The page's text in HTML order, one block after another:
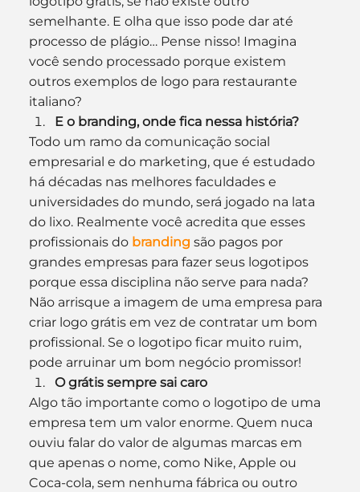
semelhante. E olha que isso pode dar até
processo de plágio… Pense nisso! Imagina
você sendo processado porque existem
outros exemplos de logo para restaurante
italiano?
E o branding, onde fica nessa história?
Todo um ramo da comunicação social
empresarial e do marketing, que é estudado
há décadas nas melhores faculdades e
universidades do mundo, será jogado na lata
do lixo. Realmente você acredita que esses
profissionais do branding são pagos por
grandes empresas para fazer seus logotipos
porque essa disciplina não serve para nada?
Não arrisque a imagem de uma empresa para
criar logo grátis em vez de contratar um bom
profissional. Se o logotipo ficar muito ruim,
pode arruinar um bom negócio promissor!
O grátis sempre sai caro
Algo tão importante como o logotipo de uma
empresa tem um valor enorme. Quem nuca
ouviu falar do valor de algumas marcas em
que apenas o nome, como Nike, Apple ou
Coca-cola, sem nenhuma fábrica ou outro